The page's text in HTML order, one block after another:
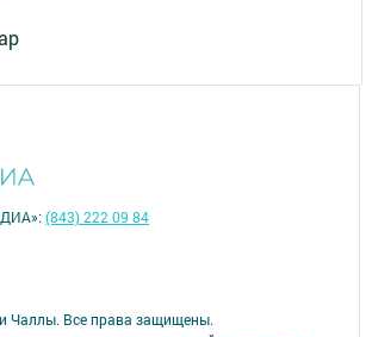
Чаллы. Все права защищены.
(843) 222 09 84